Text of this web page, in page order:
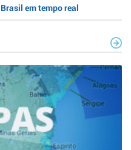
em tempo real